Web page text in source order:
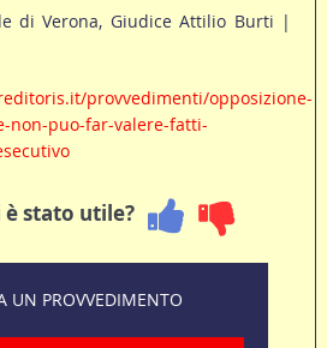
di Verona, Giudice Attilio Burti |
provvedimenti/opposizione-
non-puo-far-valere-fatti-
stato utile?
UN PROVVEDIMENTO